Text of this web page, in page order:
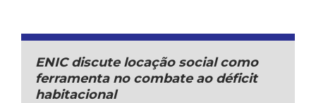
ENIC discute locação social como
ferramenta no combate ao déficit
habitacional